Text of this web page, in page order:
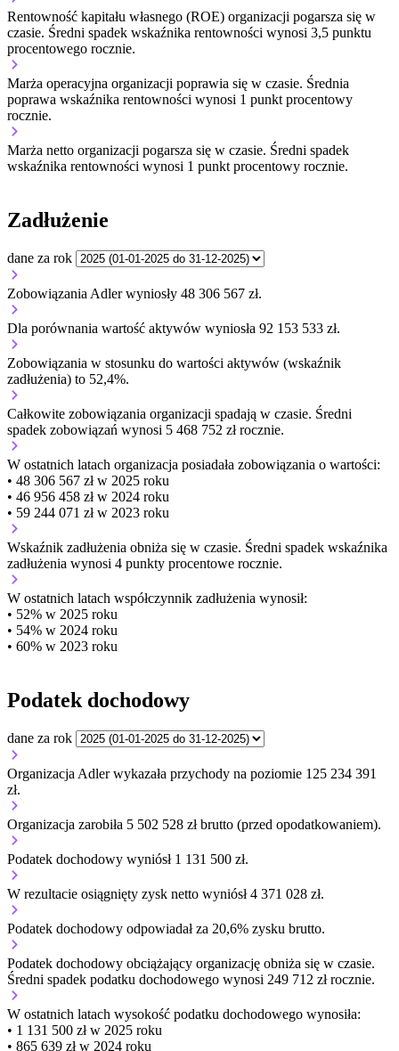
Rentowność kapitału własnego (ROE) organizacji pogarsza się w
czasie. Średni spadek wskaźnika rentowności wynosi 3,5 punktu
procentowego rocznie.
Marża operacyjna organizacji poprawia się w czasie. Średnia
poprawa wskaźnika rentowności wynosi 1 punkt procentowy
rocznie.
Marża netto organizacji pogarsza się w czasie. Średni spadek
wskaźnika rentowności wynosi 1 punkt procentowy rocznie.
Zadłużenie
dane za rok
Zobowiązania Adler wyniosły 48 306 567 zł.
Dla porównania wartość aktywów wyniosła 92 153 533 zł.
Zobowiązania w stosunku do wartości aktywów (wskaźnik
zadłużenia) to 52,4%.
Całkowite zobowiązania organizacji spadają w czasie. Średni
spadek zobowiązań wynosi 5 468 752 zł rocznie.
W ostatnich latach organizacja posiadała zobowiązania o wartości:
• 48 306 567 zł w 2025 roku
• 46 956 458 zł w 2024 roku
• 59 244 071 zł w 2023 roku
Wskaźnik zadłużenia obniża się w czasie. Średni spadek wskaźnika
zadłużenia wynosi 4 punkty procentowe rocznie.
W ostatnich latach współczynnik zadłużenia wynosił:
• 52% w 2025 roku
• 54% w 2024 roku
• 60% w 2023 roku
Podatek dochodowy
dane za rok
Organizacja Adler wykazała przychody na poziomie 125 234 391
zł.
Organizacja zarobiła 5 502 528 zł brutto (przed opodatkowaniem).
Podatek dochodowy wyniósł 1 131 500 zł.
W rezultacie osiągnięty zysk netto wyniósł 4 371 028 zł.
Podatek dochodowy odpowiadał za 20,6% zysku brutto.
Podatek dochodowy obciążający organizację obniża się w czasie.
Średni spadek podatku dochodowego wynosi 249 712 zł rocznie.
W ostatnich latach wysokość podatku dochodowego wynosiła:
• 1 131 500 zł w 2025 roku
• 865 639 zł w 2024 roku